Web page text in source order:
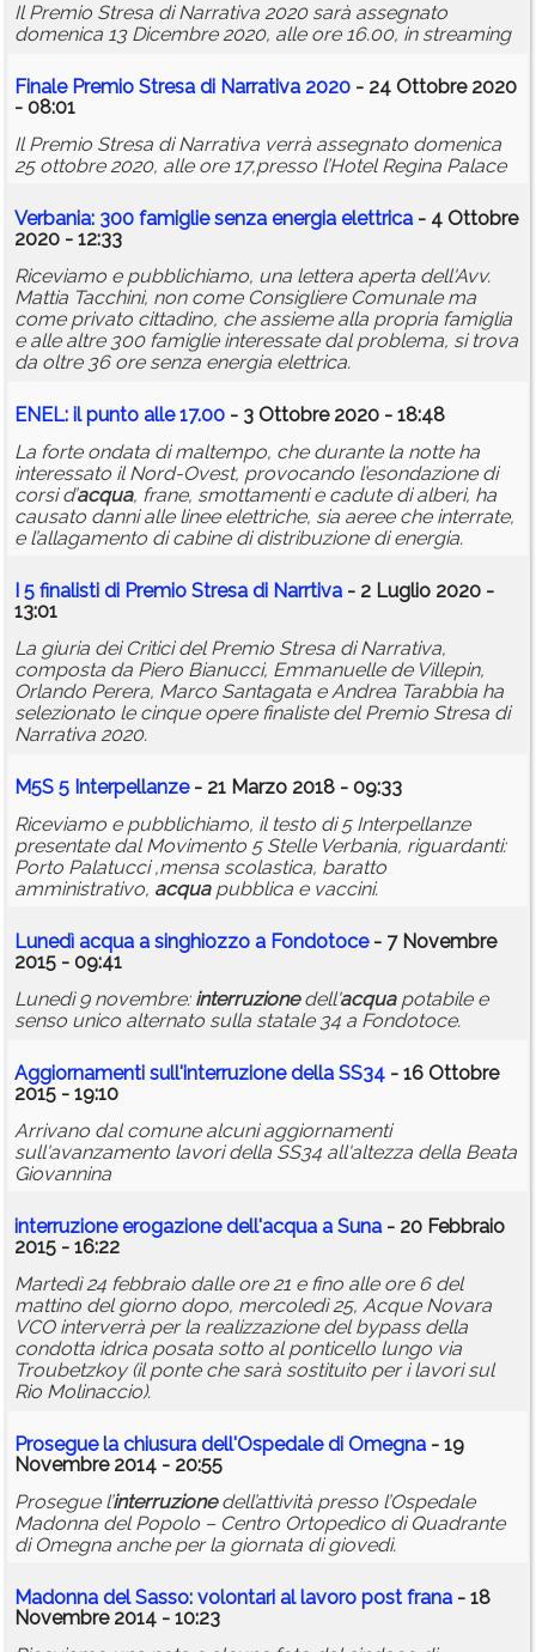
Il Premio Stresa di Narrativa 2020 sarà assegnato
domenica 13 Dicembre 2020, alle ore 16.00, in streaming
Finale Premio Stresa di Narrativa 2020 - 24 Ottobre 2020
- 08:01
Il Premio Stresa di Narrativa verrà assegnato domenica
25 ottobre 2020, alle ore 17,presso l’Hotel Regina Palace
Verbania: 300 famiglie senza energia elettrica - 4 Ottobre
2020 - 12:33
Riceviamo e pubblichiamo, una lettera aperta dell'Avv.
Mattia Tacchini, non come Consigliere Comunale ma
come privato cittadino, che assieme alla propria famiglia
e alle altre 300 famiglie interessate dal problema, si trova
da oltre 36 ore senza energia elettrica.
ENEL: il punto alle 17.00 - 3 Ottobre 2020 - 18:48
La forte ondata di maltempo, che durante la notte ha
interessato il Nord-Ovest, provocando l’esondazione di
corsi d’acqua, frane, smottamenti e cadute di alberi, ha
causato danni alle linee elettriche, sia aeree che interrate,
e l’allagamento di cabine di distribuzione di energia.
I 5 finalisti di Premio Stresa di Narrtiva - 2 Luglio 2020 -
13:01
La giuria dei Critici del Premio Stresa di Narrativa,
composta da Piero Bianucci, Emmanuelle de Villepin,
Orlando Perera, Marco Santagata e Andrea Tarabbia ha
selezionato le cinque opere finaliste del Premio Stresa di
Narrativa 2020.
M5S 5 Interpellanze- 21 Marzo 2018 - 09:33
Riceviamo e pubblichiamo, il testo di 5 Interpellanze
presentate dal Movimento 5 Stelle Verbania, riguardanti:
Porto Palatucci ,mensa scolastica, baratto
amministrativo, acquapubblica e vaccini.
Lunedì acqua a singhiozzo a Fondotoce- 7 Novembre
2015 - 09:41
Lunedì 9 novembre: interruzionedell'acquapotabile e
senso unico alternato sulla statale 34 a Fondotoce.
Aggiornamenti sull'interruzionedella SS34 - 16 Ottobre
2015 - 19:10
Arrivano dal comune alcuni aggiornamenti
sull'avanzamento lavori della SS34 all'altezza della Beata
Giovannina
interruzioneerogazione dell'acqua a Suna - 20 Febbraio
2015 - 16:22
Martedì 24 febbraio dalle ore 21 e fino alle ore 6 del
mattino del giorno dopo, mercoledì 25, Acque Novara
VCO interverrà per la realizzazione del bypass della
condotta idrica posata sotto al ponticello lungo via
Troubetzkoy (il ponte che sarà sostituito per i lavori sul
Rio Molinaccio).
Prosegue la chiusura dell'Ospedale di Omegna - 19
Novembre 2014 - 20:55
Prosegue l’interruzionedell’attività presso l’Ospedale
Madonna del Popolo – Centro Ortopedico di Quadrante
di Omegna anche per la giornata di giovedì.
Madonna del Sasso: volontari al lavoro post frana - 18
Novembre 2014 - 10:23